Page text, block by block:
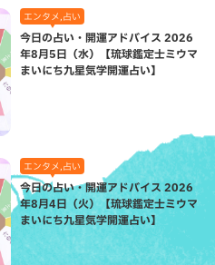
エンタメ,占い
今日の占い・開運アドバイス 2026
年8月5日（水）【琉球鑑定士ミウマ
まいにち九星気学開運占い】
エンタメ,占い
今日の占い・開運アドバイス 2026
年8月4日（火）【琉球鑑定士ミウマ
まいにち九星気学開運占い】